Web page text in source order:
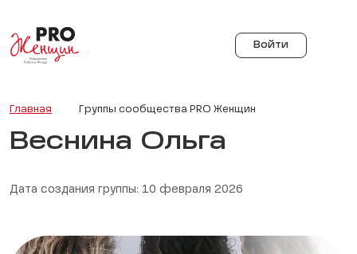
Войти
Главная Группы сообщества PRO Женщин
Веснина Ольга
Дата создания группы: 10 февраля 2026